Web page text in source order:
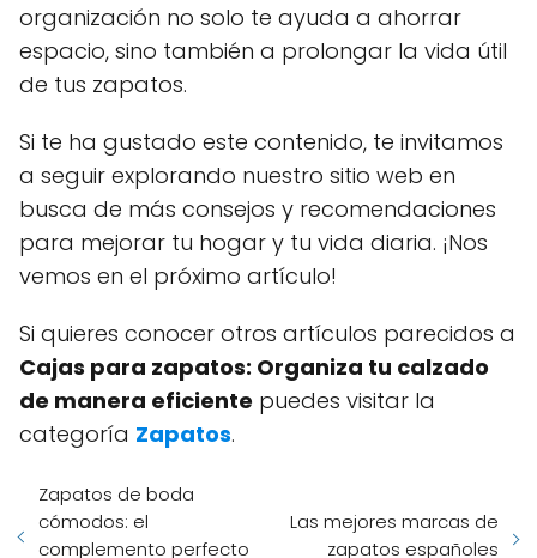
organización no solo te ayuda a ahorrar
espacio, sino también a prolongar la vida útil
de tus zapatos.
Si te ha gustado este contenido, te invitamos
a seguir explorando nuestro sitio web en
busca de más consejos y recomendaciones
para mejorar tu hogar y tu vida diaria. ¡Nos
vemos en el próximo artículo!
Si quieres conocer otros artículos parecidos a
Cajas para zapatos: Organiza tu calzado
de manera eficiente puedes visitar la
categoría Zapatos.
Zapatos de boda
cómodos: el
complemento perfecto
Las mejores marcas de
zapatos españoles